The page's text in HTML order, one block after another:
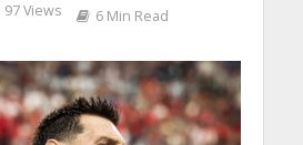
97 Views 6 Min Read